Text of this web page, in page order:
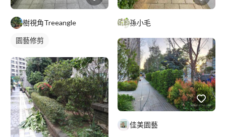
樹視角Treeangle
園藝修剪
孫小毛
佳美園藝